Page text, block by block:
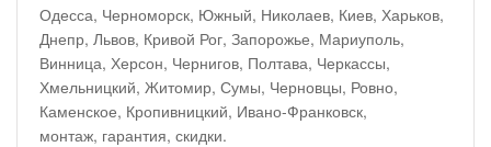
Одесса, Черноморск, Южный, Николаев, Киев, Харьков,
Днепр, Львов, Кривой Рог, Запорожье, Мариуполь,
Винница, Херсон, Чернигов, Полтава, Черкассы,
Хмельницкий, Житомир, Сумы, Черновцы, Ровно,
Каменское, Кропивницкий, Ивано-Франковск,
монтаж, гарантия, скидки.